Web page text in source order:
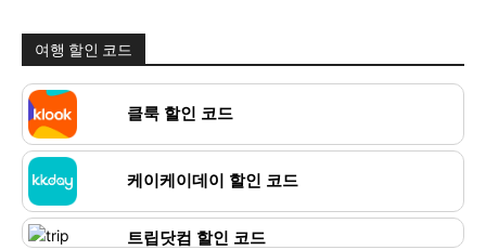
여행 할인 코드
클룩 할인 코드
케이케이데이 할인 코드
트립닷컴 할인 코드